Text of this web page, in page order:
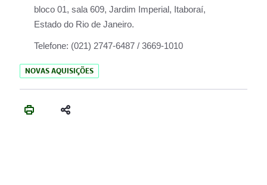
bloco 01, sala 609, Jardim Imperial, Itaboraí,
Estado do Rio de Janeiro.
Telefone: (021) 2747-6487 / 3669-1010
NOVAS AQUISIÇÕES